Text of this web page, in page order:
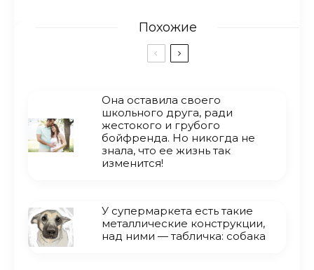
Похожие
Она оставила своего
школьного друга, ради
жестокого и грубого
бойфренда. Но никогда не
знала, что ее жизнь так
изменится!
У супермаркета есть такие
металлические конструкции,
над ними — табличка: собака